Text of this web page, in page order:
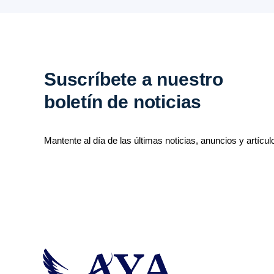
Suscríbete a nuestro
boletín de noticias
Mantente al día de las últimas noticias, anuncios y